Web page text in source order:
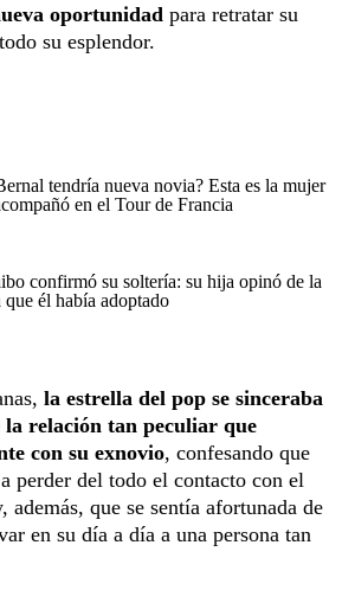
oportunidad para retratar su
su esplendor.
tendría nueva novia? Esta es la mujer
en el Tour de Francia
confirmó su soltería: su hija opinó de la
él había adoptado
la estrella del pop se sinceraba
la relación tan peculiar que
con su exnovio, confesando que
perder del todo el contacto con el
que se sentía afortunada de
en su día a día a una persona tan